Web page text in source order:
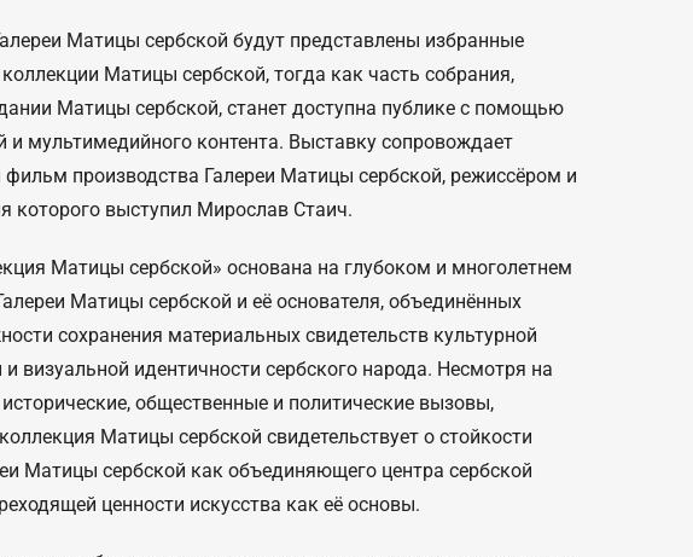
Матицы сербской будут представлены избранные
Матицы сербской, тогда как часть собрания,
Матицы сербской, станет доступна публике с помощью
и мультимедийного контента. Выставку сопровождает
производства Галереи Матицы сербской, режиссёром и
которого выступил Мирослав Стаич.
Матицы сербской» основана на глубоком и многолетнем
Матицы сербской и её основателя, объединённых
сохранения материальных свидетельств культурной
и визуальной идентичности сербского народа. Несмотря на
общественные и политические вызовы,
Матицы сербской свидетельствует о стойкости
Матицы сербской как объединяющего центра сербской
ценности искусства как её основы.